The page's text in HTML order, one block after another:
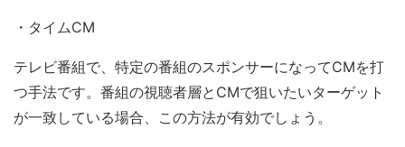
・タイムCM
テレビ番組で、特定の番組のスポンサーになってCMを打
つ手法です。番組の視聴者層とCMで狙いたいターゲット
が一致している場合、この方法が有効でしょう。